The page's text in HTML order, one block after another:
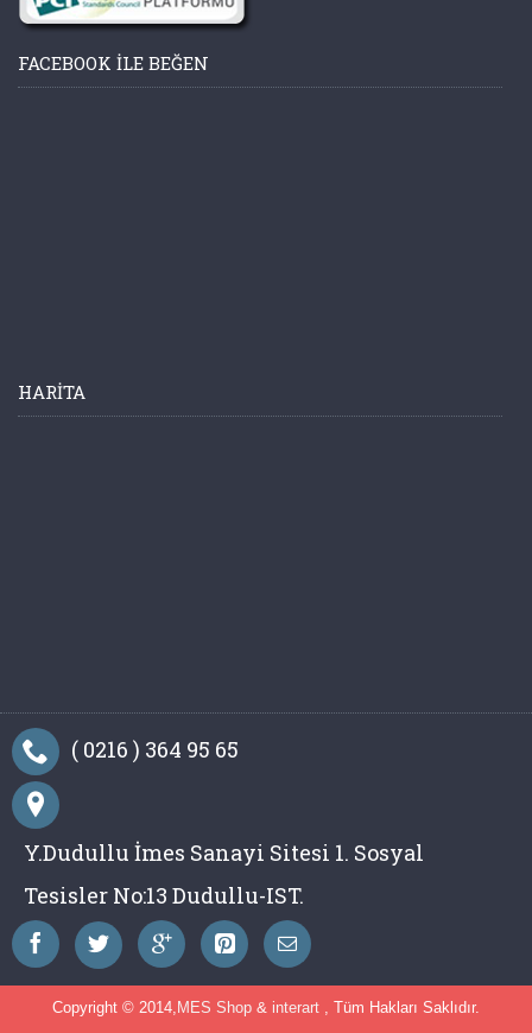
FACEBOOK ILE BEĞEN
HARITA
( 0216 ) 364 95 65
Y.Dudullu İmes Sanayi Sitesi 1. Sosyal
Tesisler No:13 Dudullu-IST.
Copyright © 2014, MES Shop & interart , Tüm Hakları Saklıdır.